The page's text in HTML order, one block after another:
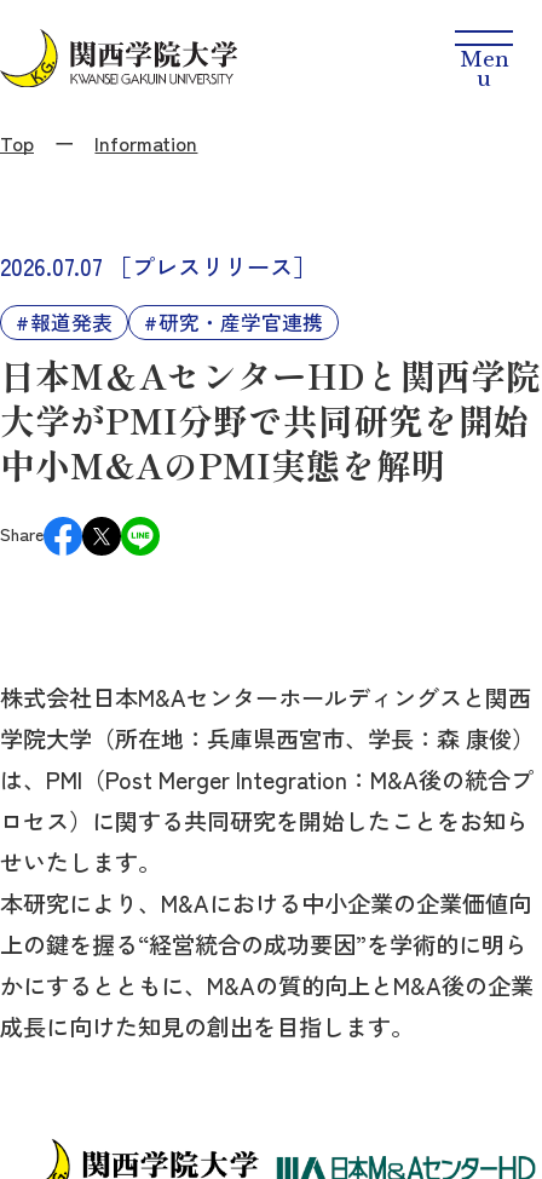
Top Information
2026.07.07 ［プレスリリース］
報道発表 研究・産学官連携
日本M＆AセンターHDと関西学院
大学がPMI分野で共同研究を開始
中小M&AのPMI実態を解明
Share
株式会社日本M&Aセンターホールディングスと関西
学院大学（所在地：兵庫県西宮市、学長：森 康俊）
は、 PMI （Post Merger Integration ： M&A後の統合プ
ロセス）に関する共同研究を開始したことをお知ら
せいたします。
本研究により、 M&Aにおける中小企業の企業価値向
上の鍵を握る“経営統合の成功要因”を学術的に明ら
かにするとともに、 M&Aの質的向上とM&A後の企業
成長に向けた知見の創出を目指します。